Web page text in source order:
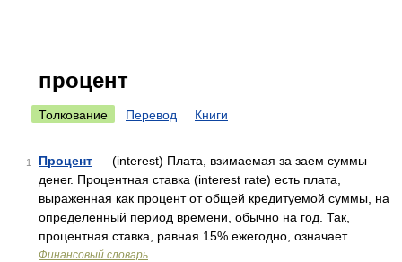
процент
Толкование Перевод Книги
1 Процент — (interest) Плата, взимаемая за заем суммы
денег. Процентная ставка (interest rate) есть плата,
выраженная как процент от общей кредитуемой суммы, на
определенный период времени, обычно на год. Так,
процентная ставка, равная 15% ежегодно, означает …
Финансовый словарь